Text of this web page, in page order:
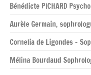
Bénédicte PICHARD
Aurèle Germain,
Cornelia de Ligondes –
Mélina Bourdaud